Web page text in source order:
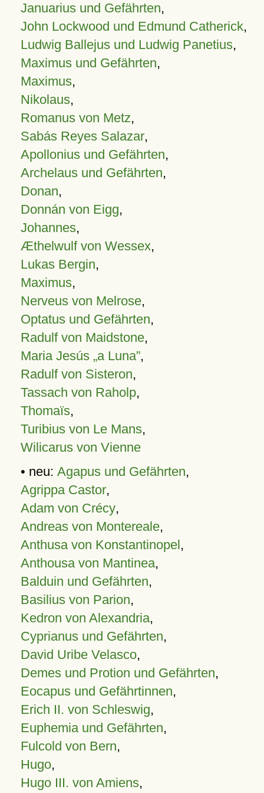
Januarius und Gefährten,
John Lockwood und Edmund Catherick,
Ludwig Ballejus und Ludwig Panetius,
Maximus und Gefährten,
Maximus,
Nikolaus,
Romanus von Metz,
Sabás Reyes Salazar,
Apollonius und Gefährten,
Archelaus und Gefährten,
Donan,
Donnán von Eigg,
Johannes,
Æthelwulf von Wessex,
Lukas Bergin,
Maximus,
Nerveus von Melrose,
Optatus und Gefährten,
Radulf von Maidstone,
Maria Jesús „a Luna”,
Radulf von Sisteron,
Tassach von Raholp,
Thomaïs,
Turibius von Le Mans,
Wilicarus von Vienne
• neu: Agapus und Gefährten,
Agrippa Castor,
Adam von Crécy,
Andreas von Montereale,
Anthusa von Konstantinopel,
Anthousa von Mantinea,
Balduin und Gefährten,
Basilius von Parion,
Kedron von Alexandria,
Cyprianus und Gefährten,
David Uribe Velasco,
Demes und Protion und Gefährten,
Eocapus und Gefährtinnen,
Erich II. von Schleswig,
Euphemia und Gefährten,
Fulcold von Bern,
Hugo,
Hugo III. von Amiens,